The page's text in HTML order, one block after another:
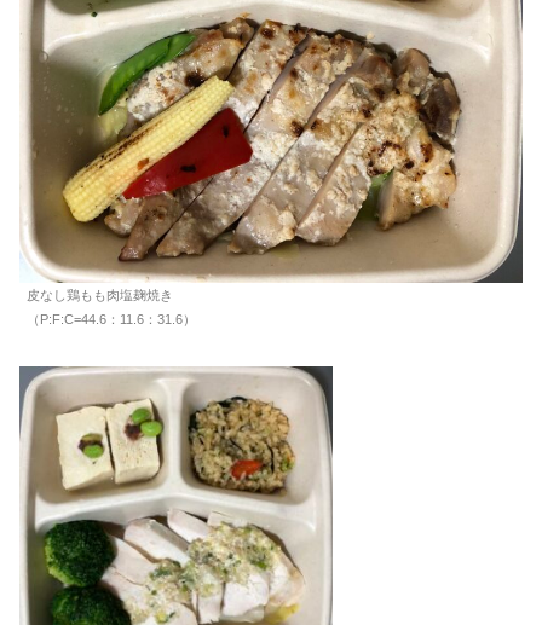
皮なし鶏もも肉塩麹焼き
（P:F:C=44.6：11.6：31.6）